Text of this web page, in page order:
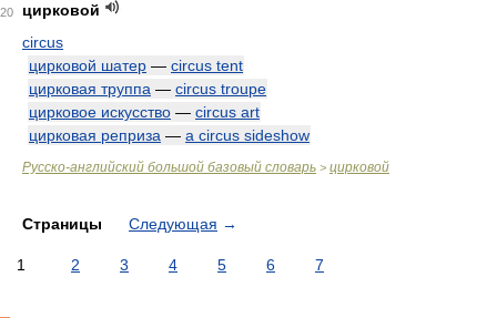
20
цирковой
circus
цирковой шатер — circus tent
цирковая труппа — circus troupe
цирковое искусство — circus art
цирковая реприза — a circus sideshow
Русско-английский большой базовый словарь > цирковой
Страницы Следующая →
1 2 3 4 5 6 7